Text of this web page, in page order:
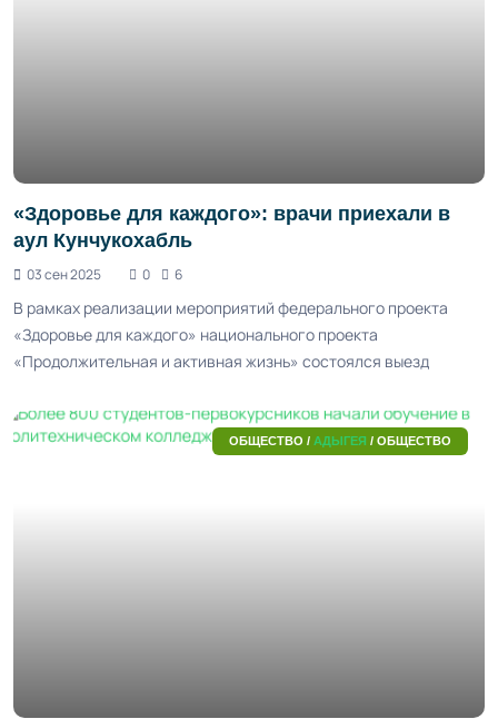
«Здоровье для каждого»: врачи приехали в
аул Кунчукохабль
03 сен 2025 0 6
В рамках реализации мероприятий федерального проекта
«Здоровье для каждого» национального проекта
«Продолжительная и активная жизнь» состоялся выезд
ОБЩЕСТВО / АДЫГЕЯ / ОБЩЕСТВО